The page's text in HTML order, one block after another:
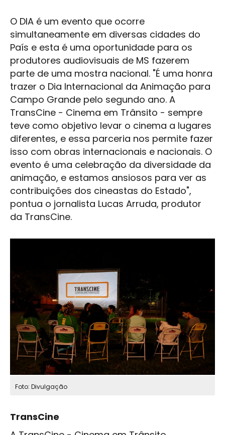
O DIA é um evento que ocorre
simultaneamente em diversas cidades do
País e esta é uma oportunidade para os
produtores audiovisuais de MS fazerem
parte de uma mostra nacional. "É uma honra
trazer o Dia Internacional da Animação para
Campo Grande pelo segundo ano. A
TransCine - Cinema em Trânsito - sempre
teve como objetivo levar o cinema a lugares
diferentes, e essa parceria nos permite fazer
isso com obras internacionais e nacionais. O
evento é uma celebração da diversidade da
animação, e estamos ansiosos para ver as
contribuições dos cineastas do Estado",
pontua o jornalista Lucas Arruda, produtor
da TransCine.
Foto: Divulgação
TransCine